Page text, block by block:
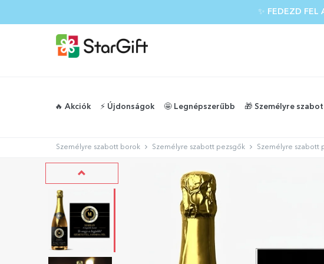
✨ FEDEZD FEL
🔥 Akciók ⚡️ Újdonságok 🤩 Legnépszerűbb 🎁 Személyre
Személyre szabott borok Személyre szabott pezsgők Személyre szabott